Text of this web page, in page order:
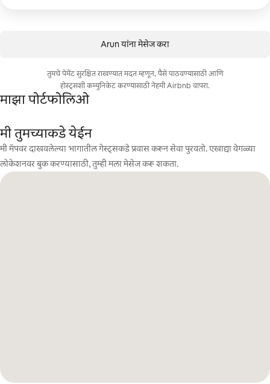
Arun यांना मेसेज करा
तुमचे पेमेंट सुरक्षित राखण्यात मदत म्हणून, पैसे पाठवण्यासाठी आणि
होस्ट्सशी कम्युनिकेट करण्यासाठी नेहमी Airbnb वापरा.
माझा पोर्टफोलिओ
मी तुमच्याकडे येईन
मी मॅपवर दाखवलेल्या भागातील गेस्ट्सकडे प्रवास करून सेवा पुरवतो. एखाद्या वेगळ्या
लोकेशनवर बुक करण्यासाठी, तुम्ही मला मेसेज करू शकता.